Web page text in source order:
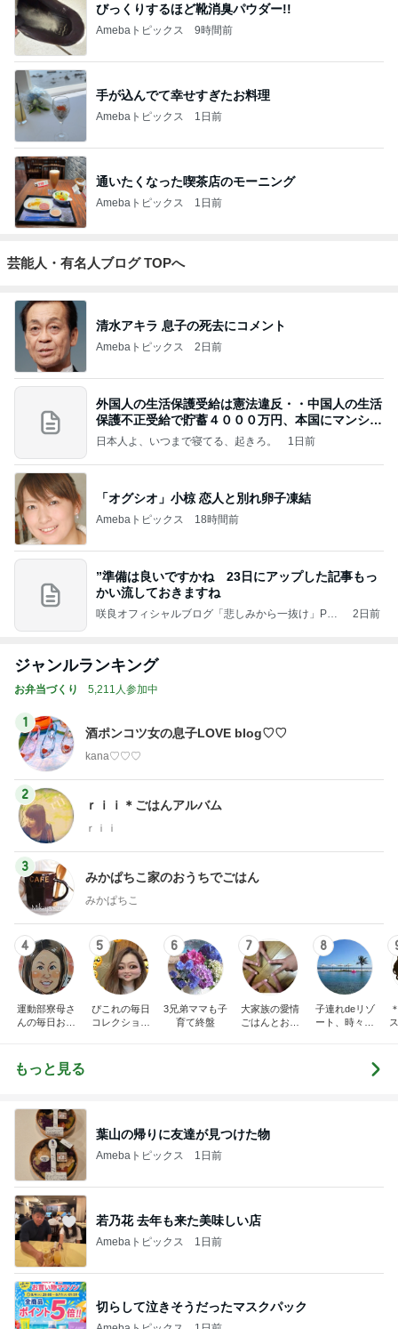
びっくりするほど靴消臭パウダー!!
Amebaトピックス 9時間前
手が込んでて幸せすぎたお料理
Amebaトピックス 1日前
通いたくなった喫茶店のモーニング
Amebaトピックス 1日前
芸能人・有名人ブログ TOPへ
清水アキラ 息子の死去にコメント
Amebaトピックス 2日前
外国人の生活保護受給は憲法違反・・中国人の生活
保護不正受給で貯蓄４０００万円、本国にマンショ
ンを
日本人よ、いつまで寝てる、起きろ。 1日前
「オグシオ」小椋 恋人と別れ卵子凍結
Amebaトピックス 18時間前
”準備は良いですかね 23日にアップした記事もっ
かい流しておきますね
咲良オフィシャルブログ「悲しみから一抜け」Pow
2日前
ジャンルランキング
お弁当づくり 5,211人参加中
1
酒ポンコツ女の息子LOVE blog♡♡
kana♡♡♡
2
ｒｉｉ＊ごはんアルバム
ｒｉｉ
3
みかぱちこ家のおうちでごはん
みかぱちこ
4
運動部寮母さ
んの毎日お弁
5
ぴこれの毎日
コレクション
6
3兄弟ママも子
育て終盤
7
大家族の愛情
ごはんとお弁
8
子連れdeリゾ
ート、時々キ
もっと見る
葉山の帰りに友達が見つけた物
Amebaトピックス 1日前
若乃花 去年も来た美味しい店
Amebaトピックス 1日前
切らして泣きそうだったマスクパック